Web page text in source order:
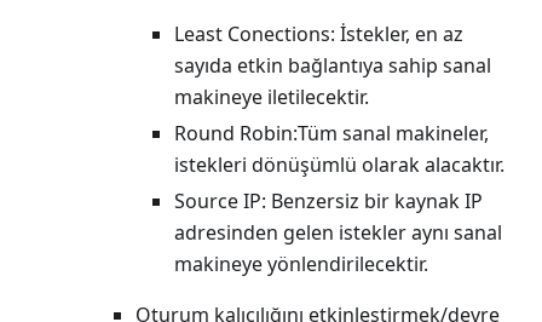
Least Conections: İstekler, en az
sayıda etkin bağlantıya sahip sanal
makineye iletilecektir.
Round Robin:Tüm sanal makineler,
istekleri dönüşümlü olarak alacaktır.
Source IP: Benzersiz bir kaynak IP
adresinden gelen istekler aynı sanal
makineye yönlendirilecektir.
Oturum kalıcılığını etkinleştirmek/devre